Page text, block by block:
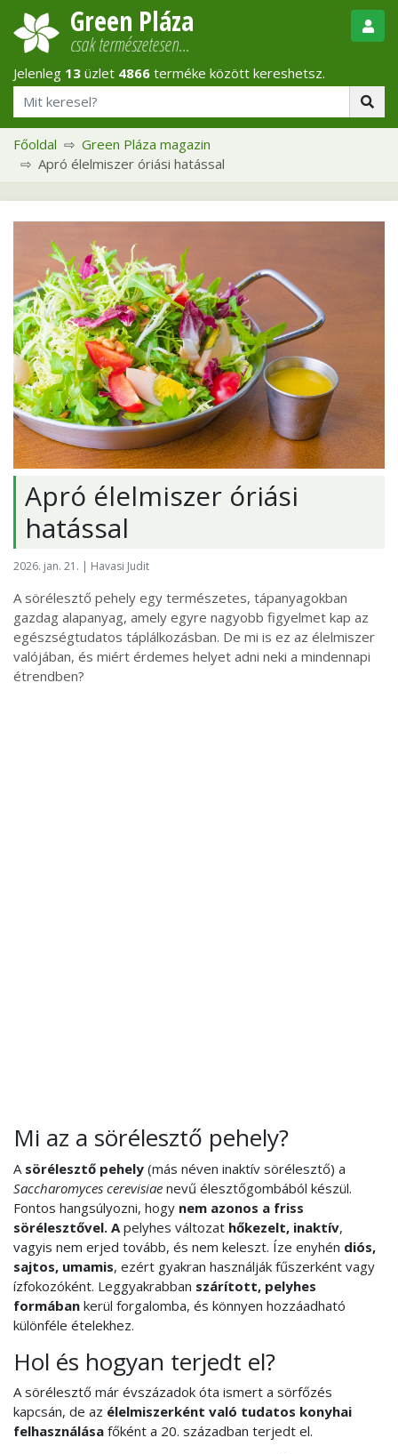
Green Pláza
csak természetesen…
Jelenleg 13 üzlet 4866 terméke között kereshetsz.
Főoldal
Green Pláza magazin
Apró élelmiszer óriási hatással
Apró élelmiszer óriási
hatással
2026. jan. 21. | Havasi Judit
A sörélesztő pehely egy természetes, tápanyagokban
gazdag alapanyag, amely egyre nagyobb figyelmet kap az
egészségtudatos táplálkozásban. De mi is ez az élelmiszer
valójában, és miért érdemes helyet adni neki a mindennapi
étrendben?
Mi az a sörélesztő pehely?
A sörélesztő pehely (más néven inaktív sörélesztő) a
Saccharomyces cerevisiae nevű élesztőgombából készül.
Fontos hangsúlyozni, hogy nem azonos a friss
sörélesztővel. A pelyhes változat hőkezelt, inaktív,
vagyis nem erjed tovább, és nem keleszt. Íze enyhén diós,
sajtos, umamis, ezért gyakran használják fűszerként vagy
ízfokozóként. Leggyakrabban szárított, pelyhes
formában kerül forgalomba, és könnyen hozzáadható
különféle ételekhez.
Hol és hogyan terjedt el?
A sörélesztő már évszázadok óta ismert a sörfőzés
kapcsán, de az élelmiszerként való tudatos konyhai
felhasználása főként a 20. században terjedt el.